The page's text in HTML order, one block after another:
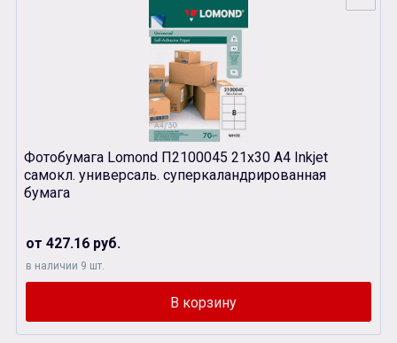
Фотобумага Lomond П2100045 21х30 А4 Inkjet
самокл. универсаль. суперкаландрированная
бумага
от 427.16 руб.
в наличии 9 шт.